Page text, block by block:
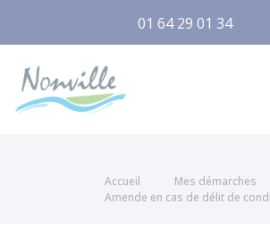
01 64 29 01 34
Accueil Mes démarches
Amende en cas de délit de